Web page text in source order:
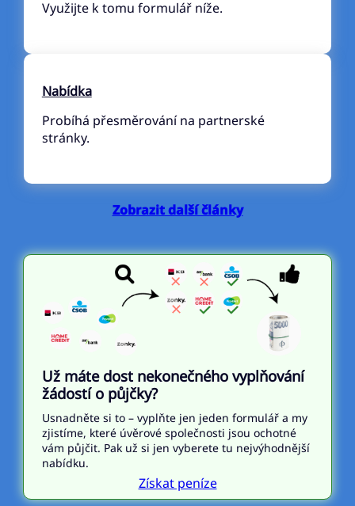
Využijte k tomu formulář níže.
Nabídka
Probíhá přesměrování na partnerské
stránky.
Zobrazit další články
Už máte dost nekonečného vyplňování
žádostí o půjčky?
Usnadněte si to – vyplňte jen jeden formulář a my
zjistíme, které úvěrové společnosti jsou ochotné
vám půjčit. Pak už si jen vyberete tu nejvýhodnější
nabídku.
Získat peníze